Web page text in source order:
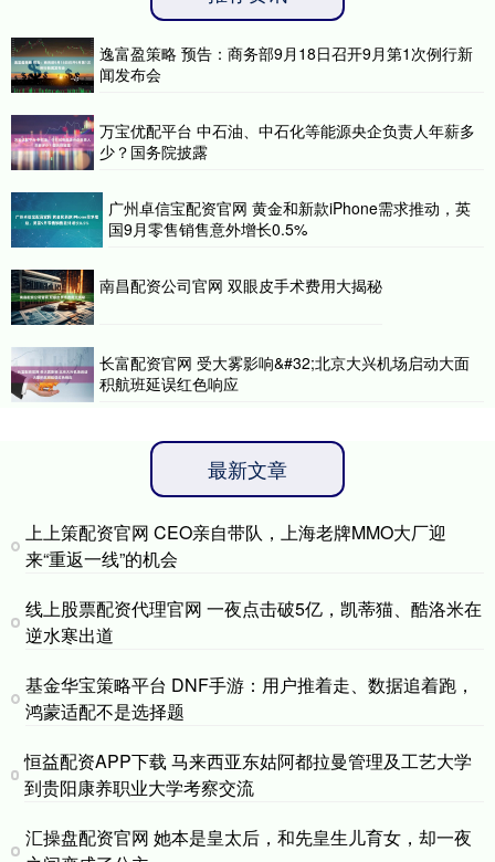
逸富盈策略 预告：商务部9月18日召开9月第1次例行新
闻发布会
万宝优配平台 中石油、中石化等能源央企负责人年薪多
少？国务院披露
广州卓信宝配资官网 黄金和新款iPhone需求推动，英
国9月零售销售意外增长0.5%
南昌配资公司官网 双眼皮手术费用大揭秘
长富配资官网 受大雾影响&#32;北京大兴机场启动大面
积航班延误红色响应
最新文章
上上策配资官网 CEO亲自带队，上海老牌MMO大厂迎
来“重返一线”的机会
线上股票配资代理官网 一夜点击破5亿，凯蒂猫、酷洛米在
逆水寒出道
基金华宝策略平台 DNF手游：用户推着走、数据追着跑，
鸿蒙适配不是选择题
恒益配资APP下载 马来西亚东姑阿都拉曼管理及工艺大学
到贵阳康养职业大学考察交流
汇操盘配资官网 她本是皇太后，和先皇生儿育女，却一夜